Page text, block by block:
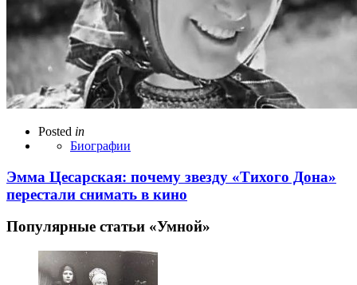
Posted in
Биографии
Эмма Цесарская: почему звезду «Тихого Дона»
перестали снимать в кино
Популярные статьи «Умной»